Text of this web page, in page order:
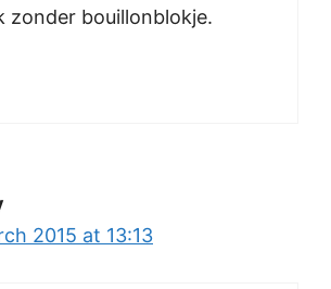
zonder bouillonblokje.
2015 at 13:13